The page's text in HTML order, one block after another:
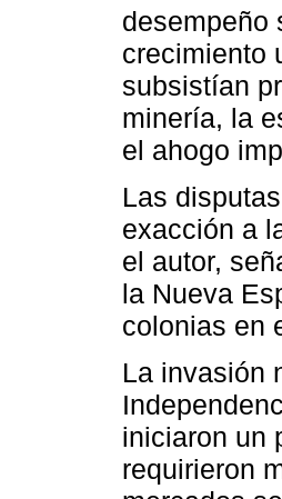
desempeño
crecimiento
subsistían
minería, la
el ahogo
Las
exacción a
el autor,
la Nueva
colonias en
La invasión
iniciaron un
requirieron